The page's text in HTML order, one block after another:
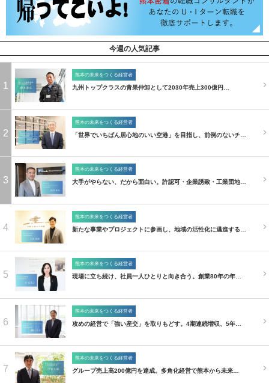
今週の人気記事
1
熊本の未来をつくる経営者
九州トップクラスの青果仲卸として2030年売上300億円…
2
熊本の未来をつくる経営者
「世界でいちばん居心地のいい空港」を目指し、前例のないチ…
3
熊本の未来をつくる経営者
大手がやらない、だから面白い。許認可・企業誘致・工業団地…
4
熊本の未来をつくる経営者
新たな事業やプロジェクトに参画し、地域の活性化に邁進する…
5
熊本の未来をつくる経営者
現場に立ち続け、社員一人ひとりと向き合う。創業80年の年…
6
熊本の未来をつくる経営者
攻めの経営で「強い産交」を取りもどす。4期連続増収、5年…
7
熊本の未来をつくる経営者
グループ売上高200億円を達成。多角化経営で熊本から未来…